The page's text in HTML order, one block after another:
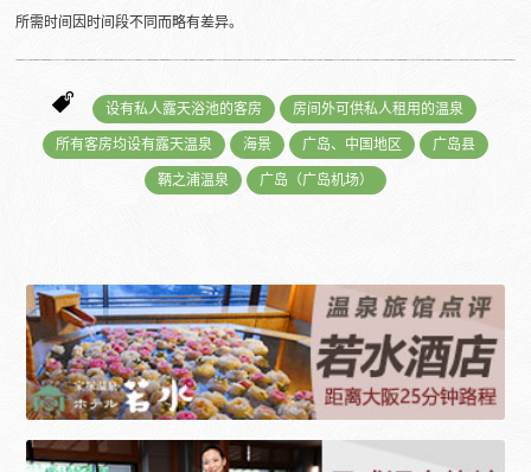
所需时间因时间段不同而略有差异。
设有私人露天浴池的客房 房间外可供私人租用的温泉
所有客房均设有露天温泉 海景 广岛、中国地区 广岛县
鞆之浦温泉 广岛（广岛机场）